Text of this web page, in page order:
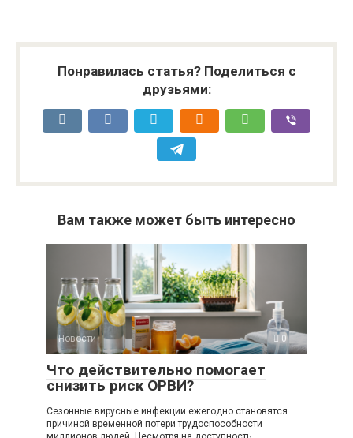
Понравилась статья? Поделиться с
друзьями:
Вам также может быть интересно
Новости 0
Что действительно помогает
снизить риск ОРВИ?
Сезонные вирусные инфекции ежегодно становятся
причиной временной потери трудоспособности